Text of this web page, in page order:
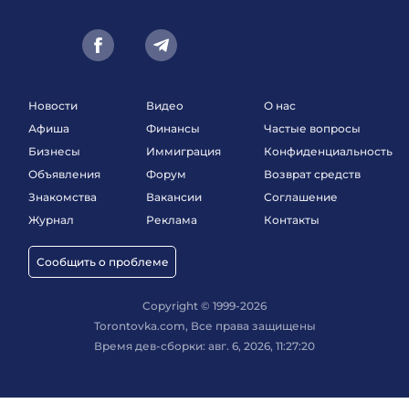
Новости
Афиша
Бизнесы
Объявления
Знакомства
Журнал
Сообщить о проблеме
Видео
Финансы
Иммиграция
Форум
Вакансии
Реклама
О нас
Частые вопросы
Конфиденциальность
Возврат средств
Соглашение
Контакты
Copyright © 1999-2026
Torontovka.com, Все права защищены
Время дев-сборки: авг. 6, 2026, 11:27:20